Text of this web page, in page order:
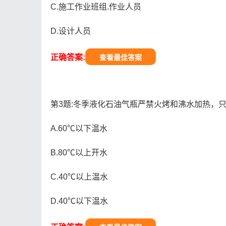
C.施工作业班组.作业人员
D.设计人员
正确答案: 查看最佳答案
第3题:冬季液化石油气瓶严禁火烤和沸水加热，只
A.60℃以下温水
B.80℃以上开水
C.40℃以上温水
D.40℃以下温水